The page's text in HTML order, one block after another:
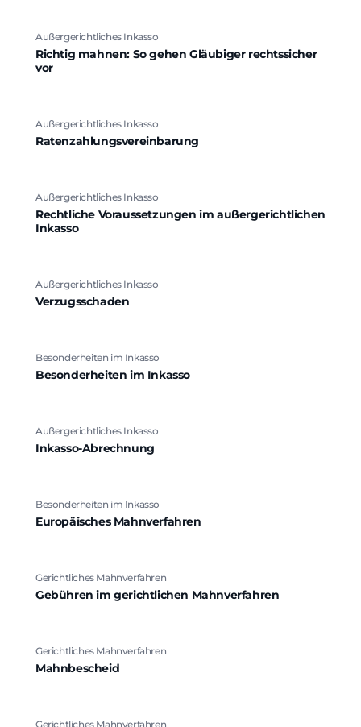
Außergerichtliches Inkasso
Richtig mahnen: So gehen Gläubiger rechtssicher
vor
Außergerichtliches Inkasso
Ratenzahlungsvereinbarung
Außergerichtliches Inkasso
Rechtliche Voraussetzungen im außergerichtlichen
Inkasso
Außergerichtliches Inkasso
Verzugsschaden
Besonderheiten im Inkasso
Besonderheiten im Inkasso
Außergerichtliches Inkasso
Inkasso-Abrechnung
Besonderheiten im Inkasso
Europäisches Mahnverfahren
Gerichtliches Mahnverfahren
Gebühren im gerichtlichen Mahnverfahren
Gerichtliches Mahnverfahren
Mahnbescheid
Gerichtliches Mahnverfahren